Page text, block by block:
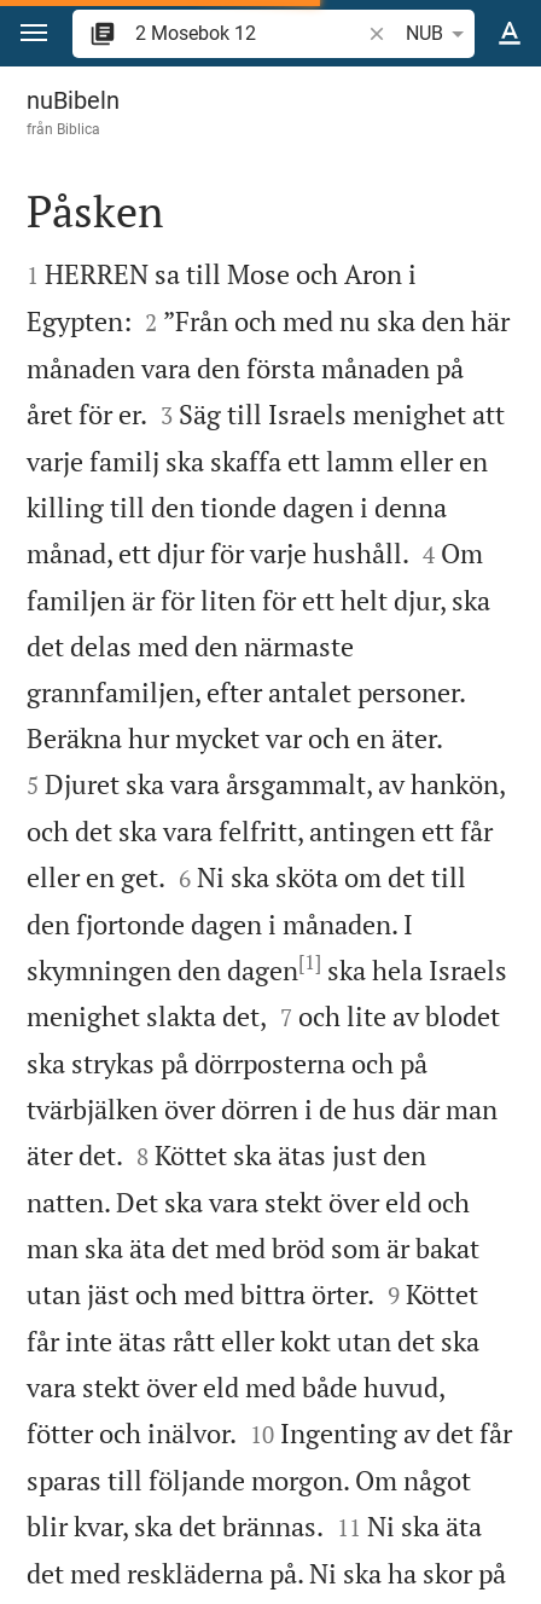
Hoppa till innehåll
Sök bibelvers eller
NUB
2 Mosebok 12
nuBibeln
från Biblica

Påsken

1 HERREN sa till Mose och Aron i
Egypten: 

2 ”Från och med nu ska den här
månaden vara den första månaden på
året för er. 

3 Säg till Israels menighet att
varje familj ska skaffa ett lamm eller en
killing till den tionde dagen i denna
månad, ett djur för varje hushåll. 

4 Om
familjen är för liten för ett helt djur, ska
det delas med den närmaste
grannfamiljen, efter antalet personer.
Beräkna hur mycket var och en äter.
5 Djuret ska vara årsgammalt, av hankön,
och det ska vara felfritt, antingen ett får
eller en get. 

6 Ni ska sköta om det till
den fjortonde dagen i månaden. I
skymningen den dagen[1] ska hela Israels
menighet slakta det, 

7 och lite av blodet
ska strykas på dörrposterna och på
tvärbjälken över dörren i de hus där man
äter det. 

8 Köttet ska ätas just den
natten. Det ska vara stekt över eld och
man ska äta det med bröd som är bakat
utan jäst och med bittra örter. 

9 Köttet
får inte ätas rått eller kokt utan det ska
vara stekt över eld med både huvud,
fötter och inälvor. 

10 Ingenting av det får
sparas till följande morgon. Om något
blir kvar, ska det brännas. 

11 Ni ska äta
det med reskläderna på. Ni ska ha skor på